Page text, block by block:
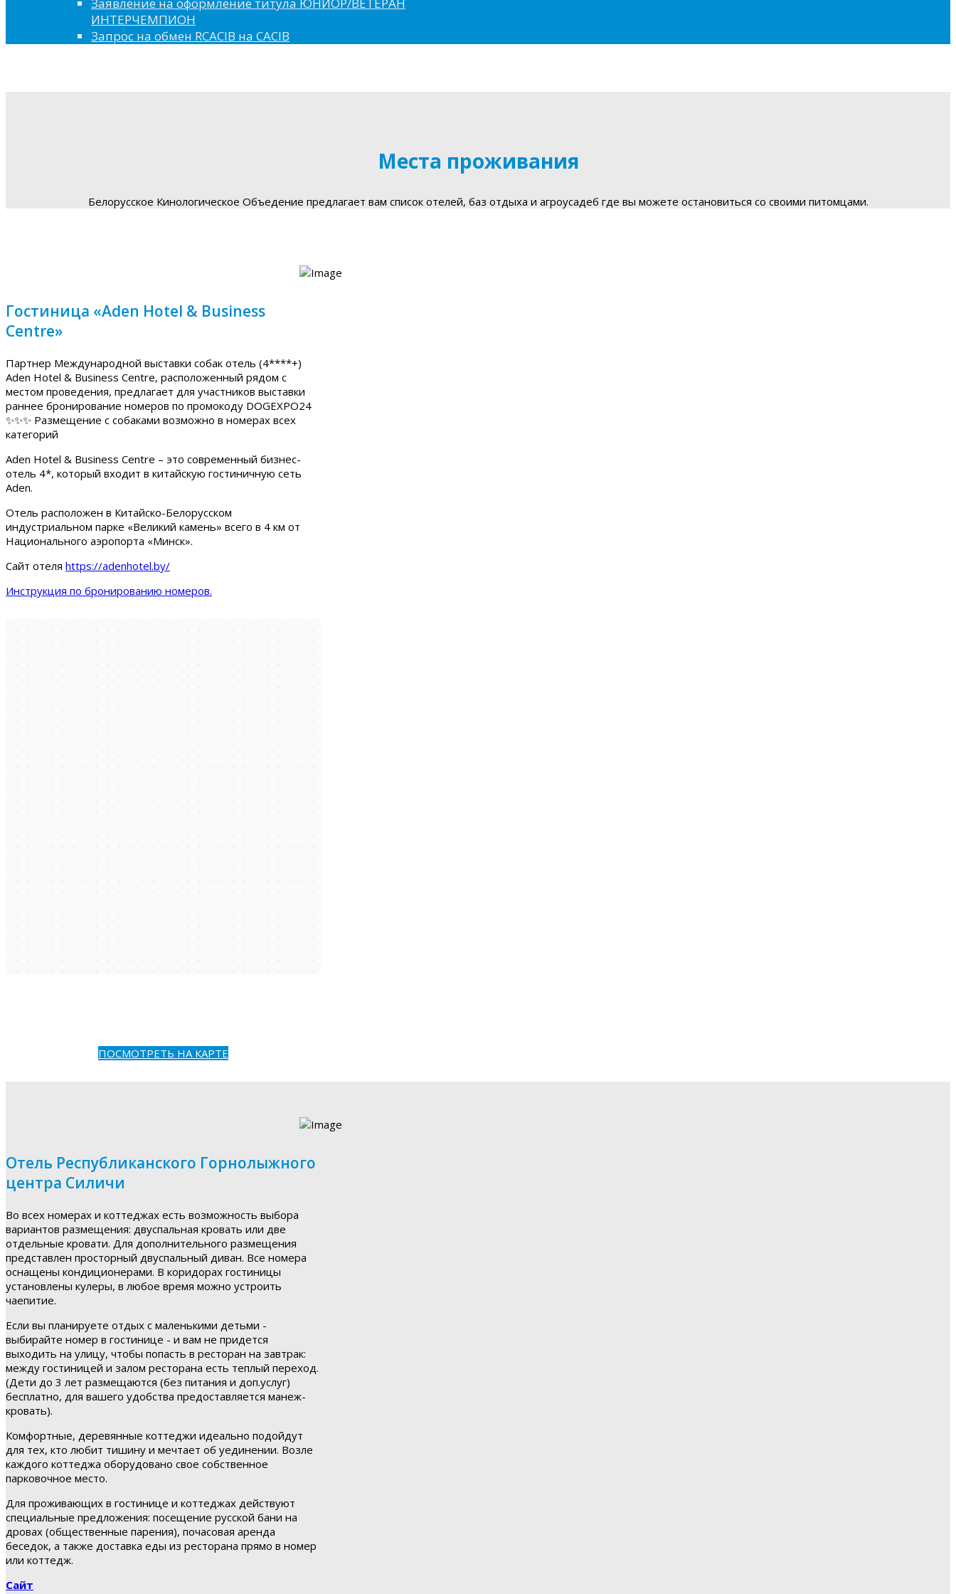
ИНТЕРЧЕМПИОН
Запрос на обмен RCACIB на CACIB
Места проживания
Белорусское Кинологическое Объедение предлагает вам список отелей, баз отдыха и агроусадеб где вы можете остановиться со своими питомцами.
Гостиница «Aden Hotel & Business
Centre»
Партнер Международной выставки собак отель (4****+)
Aden Hotel & Business Centre, расположенный рядом с
местом проведения, предлагает для участников выставки
раннее бронирование номеров по промокоду DOGEXPO24
✨✨✨ Размещение с собаками возможно в номерах всех
категорий
Aden Hotel & Business Centre – это современный бизнес-
отель 4*, который входит в китайскую гостиничную сеть
Aden.
Отель расположен в Китайско-Белорусском
индустриальном парке «Великий камень» всего в 4 км от
Национального аэропорта «Минск».
Сайт отеля https://adenhotel.by/
Инструкция по бронированию номеров.
ПОСМОТРЕТЬ НА КАРТЕ
Отель Республиканского Горнолыжного
центра Силичи
Во всех номерах и коттеджах есть возможность выбора
вариантов размещения: двуспальная кровать или две
отдельные кровати. Для дополнительного размещения
представлен просторный двуспальный диван. Все номера
оснащены кондиционерами. В коридорах гостиницы
установлены кулеры, в любое время можно устроить
чаепитие.
Если вы планируете отдых с маленькими детьми -
выбирайте номер в гостинице - и вам не придется
выходить на улицу, чтобы попасть в ресторан на завтрак:
между гостиницей и залом ресторана есть теплый переход.
(Дети до 3 лет размещаются (без питания и доп.услуг)
бесплатно, для вашего удобства предоставляется манеж-
кровать).
Комфортные, деревянные коттеджи идеально подойдут
для тех, кто любит тишину и мечтает об уединении. Возле
каждого коттеджа оборудовано свое собственное
парковочное место.
Для проживающих в гостинице и коттеджах действуют
специальные предложения: посещение русской бани на
дровах (общественные парения), почасовая аренда
беседок, а также доставка еды из ресторана прямо в номер
или коттедж.
Сайт